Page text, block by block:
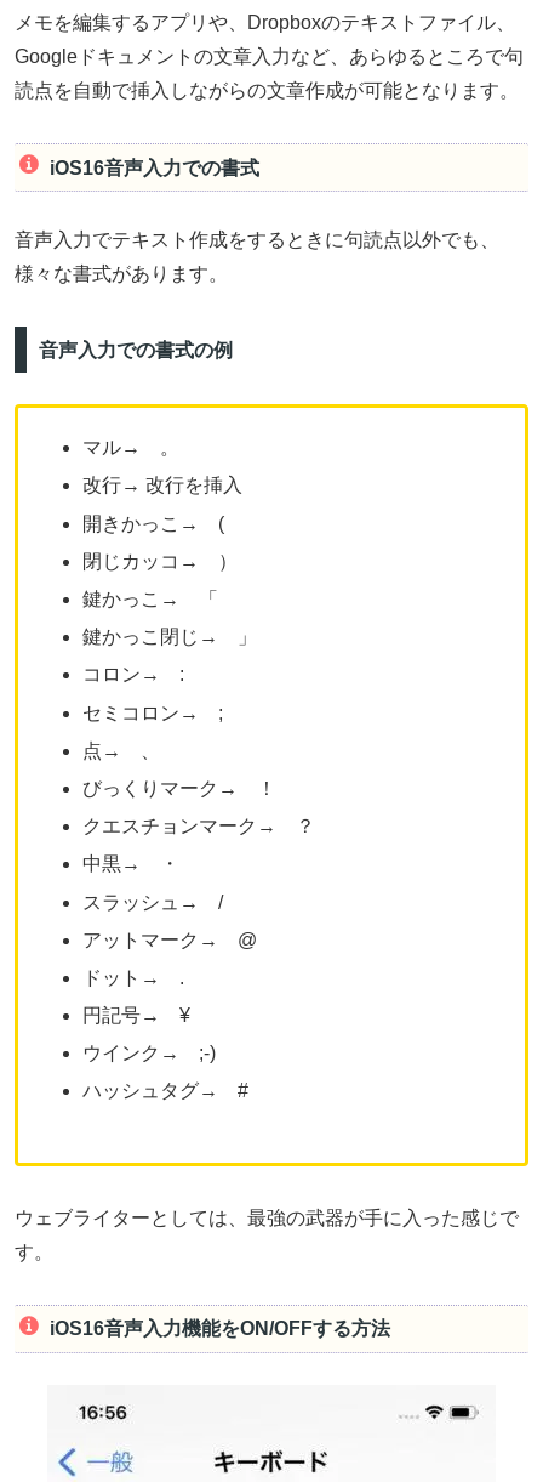
メモを編集するアプリや、Dropboxのテキストファイル、
Googleドキュメントの文章入力など、あらゆるところで句
読点を自動で挿入しながらの文章作成が可能となります。
iOS16音声入力での書式
音声入力でテキスト作成をするときに句読点以外でも、
様々な書式があります。
音声入力での書式の例
マル→ 。
改行→ 改行を挿入
開きかっこ→ (
閉じカッコ→ ）
鍵かっこ→ 「
鍵かっこ閉じ→ 」
コロン→ :
セミコロン→ ;
点→ 、
びっくりマーク→ ！
クエスチョンマーク→ ？
中黒→ ・
スラッシュ→ /
アットマーク→ @
ドット→ .
円記号→ ¥
ウインク→ ;-)
ハッシュタグ→ #
ウェブライターとしては、最強の武器が手に入った感じで
す。
iOS16音声入力機能をON/OFFする方法